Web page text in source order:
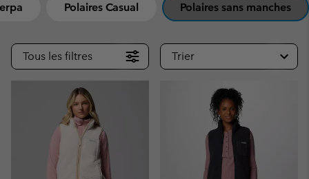
Polaires Casual Polaires sans manches
Tous les filtres Trier